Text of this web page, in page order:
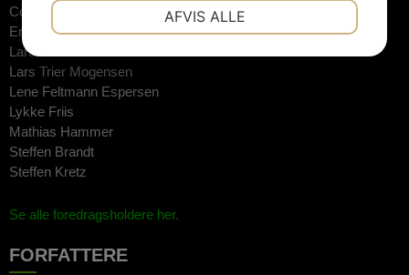
Connie Hedegaard
Erkan Özden
Lars Findsen
Lars Trier Mogensen
Lene Feltmann Espersen
Lykke Friis
Mathias Hammer
Steffen Brandt
Steffen Kretz
Se alle foredragsholdere her.
FORFATTERE
MARKETING
AFVIS ALLE